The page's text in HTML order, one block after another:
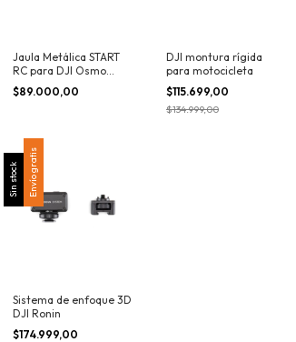
Jaula Metálica START
RC para DJI Osmo
Action 6
$89.000,00
DJI montura rígida
para motocicleta
$115.699,00
$134.999,00
Sin stock Envío gratis
Sistema de enfoque 3D
DJI Ronin
$174.999,00